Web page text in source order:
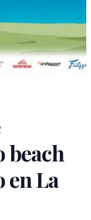
beach
en La